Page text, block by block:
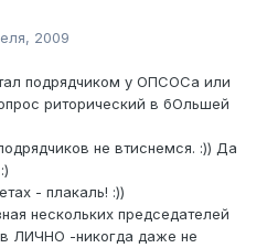
2009
подрядчиком у ОПСОСа или
риторический в бОльшей
не втиснемся. :)) Да
- плакаль! :))
нескольких председателей
ЛИЧНО -никогда даже не